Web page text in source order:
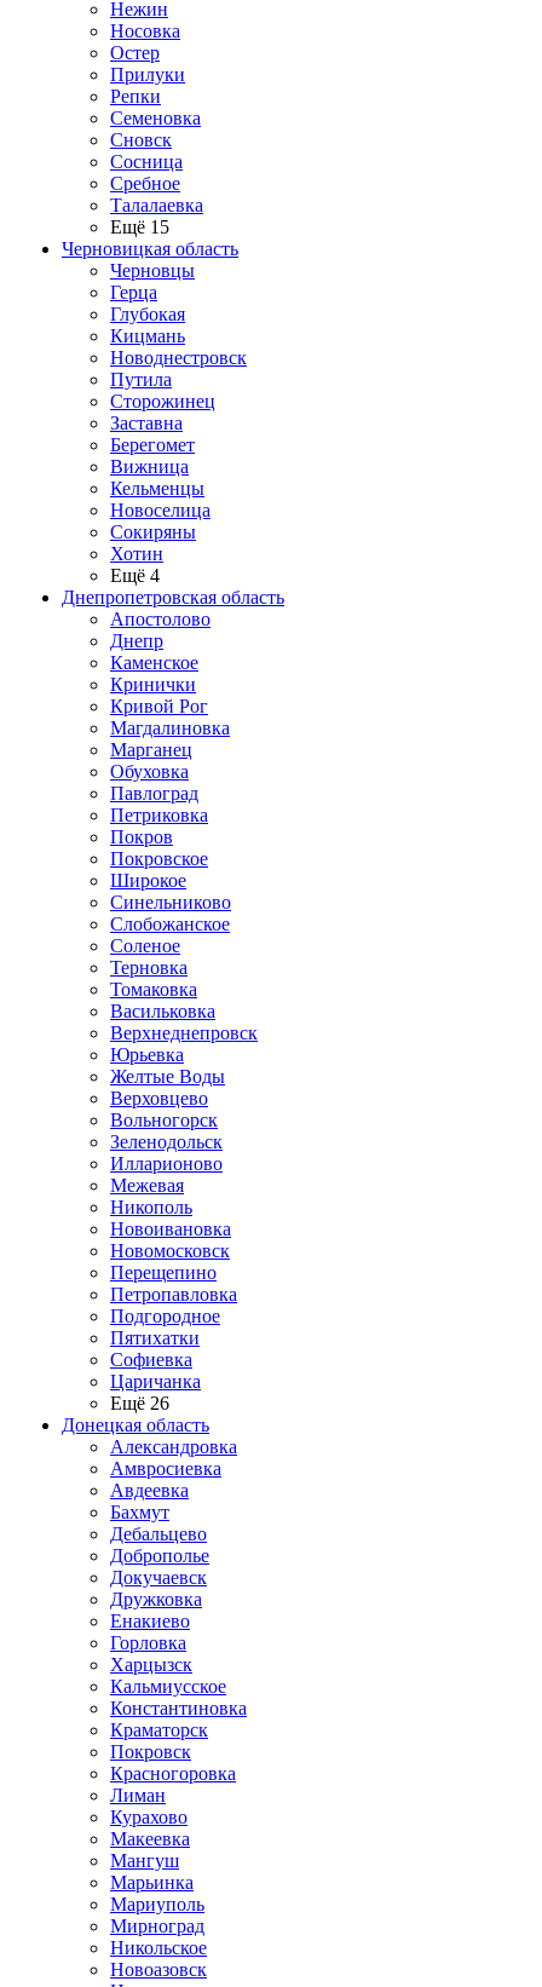
Нежин
Носовка
Остер
Прилуки
Репки
Семеновка
Сновск
Сосница
Сребное
Талалаевка
Ещё 15
Черновицкая область
Черновцы
Герца
Глубокая
Кицмань
Новоднестровск
Путила
Сторожинец
Заставна
Берегомет
Вижница
Кельменцы
Новоселица
Сокиряны
Хотин
Ещё 4
Днепропетровская область
Апостолово
Днепр
Каменское
Кринички
Кривой Рог
Магдалиновка
Марганец
Обуховка
Павлоград
Петриковка
Покров
Покровское
Широкое
Синельниково
Слобожанское
Соленое
Терновка
Томаковка
Васильковка
Верхнеднепровск
Юрьевка
Желтые Воды
Верховцево
Вольногорск
Зеленодольск
Илларионово
Межевая
Никополь
Новоивановка
Новомосковск
Перещепино
Петропавловка
Подгородное
Пятихатки
Софиевка
Царичанка
Ещё 26
Донецкая область
Александровка
Амвросиевка
Авдеевка
Бахмут
Дебальцево
Доброполье
Докучаевск
Дружковка
Енакиево
Горловка
Харцызск
Кальмиусское
Константиновка
Краматорск
Покровск
Красногоровка
Лиман
Курахово
Макеевка
Мангуш
Марьинка
Мариуполь
Мирноград
Никольское
Новоазовск